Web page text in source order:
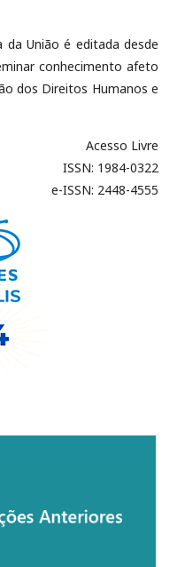
da União é editada desde
conhecimento afeto
dos Direitos Humanos e
Acesso Livre
ISSN: 1984-0322
e-ISSN: 2448-4555